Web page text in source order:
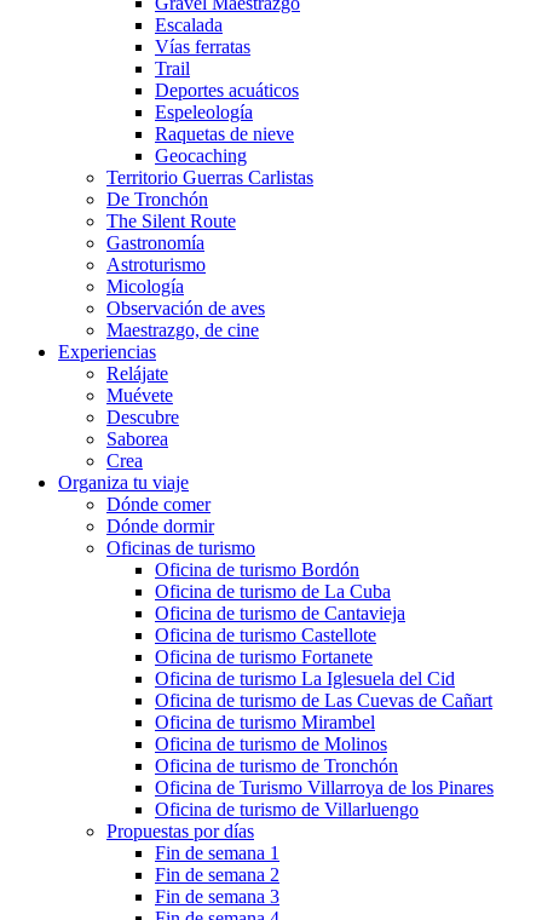
Escalada
Vías ferratas
Trail
Deportes acuáticos
Espeleología
Raquetas de nieve
Geocaching
Territorio Guerras Carlistas
De Tronchón
The Silent Route
Gastronomía
Astroturismo
Micología
Observación de aves
Maestrazgo, de cine
Experiencias
Relájate
Muévete
Descubre
Saborea
Crea
Organiza tu viaje
Dónde comer
Dónde dormir
Oficinas de turismo
Oficina de turismo Bordón
Oficina de turismo de La Cuba
Oficina de turismo de Cantavieja
Oficina de turismo Castellote
Oficina de turismo Fortanete
Oficina de turismo La Iglesuela del Cid
Oficina de turismo de Las Cuevas de Cañart
Oficina de turismo Mirambel
Oficina de turismo de Molinos
Oficina de turismo de Tronchón
Oficina de Turismo Villarroya de los Pinares
Oficina de turismo de Villarluengo
Propuestas por días
Fin de semana 1
Fin de semana 2
Fin de semana 3